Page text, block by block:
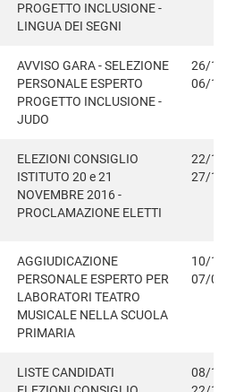
PROGETTO INCLUSIONE -
LINGUA DEI SEGNI
AVVISO GARA - SELEZIONE
PERSONALE ESPERTO
PROGETTO INCLUSIONE -
JUDO
26/
06/
ELEZIONI CONSIGLIO
ISTITUTO 20 e 21
NOVEMBRE 2016 -
PROCLAMAZIONE ELETTI
22/
27/
AGGIUDICAZIONE
PERSONALE ESPERTO PER
LABORATORI TEATRO
MUSICALE NELLA SCUOLA
PRIMARIA
10/
07/
LISTE CANDIDATI
08/